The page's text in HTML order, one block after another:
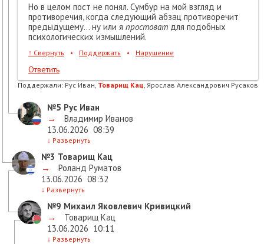
Но в целом пост не понял. Сумбур на мой взгляд и
противоречия, когда следующий абзац противоречит
предыдущему… ну или я простоват для подобных
психологических измышлений.
↑ Свернуть • Поддержать • Нарушение
Ответить
Поддержали: Рус Иван, Товарищ Кац , Ярослав Александрович Русаков
№5 Рус Иван
→
Владимир Иванов
13.06.2026 08:39
↓ Развернуть
№3 Товарищ Кац
→
Роланд Руматов
13.06.2026 08:32
↓ Развернуть
№9 Михаил Яковлевич Кривицкий
→
Товарищ Кац
13.06.2026 10:11
↓ Развернуть